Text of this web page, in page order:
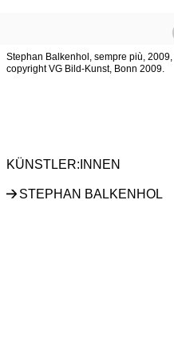
Open a larger version of the
Stephan Balkenhol, sempre più,
copyright VG Bild-Kunst, Bonn 2009.
STEPHAN BALKENHOL